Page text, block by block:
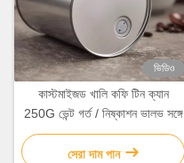
ভিডিও
কাস্টমাইজড খালি কফি টিন ক্যান
250G ভেন্ট গর্ত / নিষ্কাশন ভালভ সঙ্গে
সেরা দাম পান